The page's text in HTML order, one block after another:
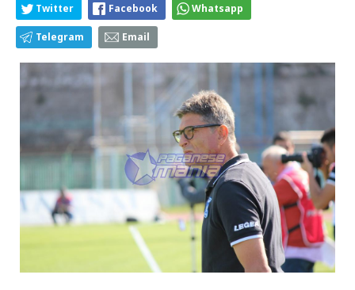
Twitter Facebook Whatsapp
Telegram Email